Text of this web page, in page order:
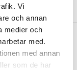
Vi
och annan
medier och
med.
med annan
som de har
leverans bestäms
Läs mer här »